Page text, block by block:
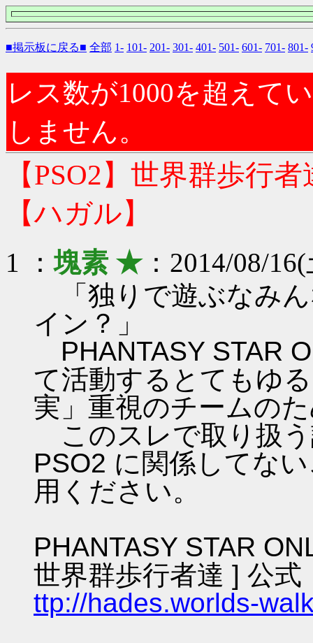
■掲示板に戻る■ 全部 1- 101- 201- 301- 401- 501- 601- 701- 801-
レス数が1000を超えて
しません。
【PSO2】世界群歩行
【ハガル】
1 ：塊素 ★：2014/08/
「独りで遊ぶなみ
イン？」
PHANTASY STAR
て活動するとてもゆ
実」重視のチームの
このスレで取り扱
PSO2 に関係してな
用ください。
PHANTASY STAR
世界群歩行者達 ] 公式
ttp://hades.worlds-